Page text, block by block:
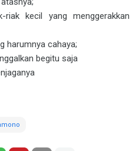
riak kecil yang menggerakkan
harumnya cahaya;
begitu saja